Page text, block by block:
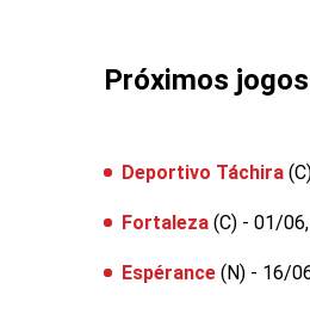
Próximos
Deportivo Táchira
Fortaleza (C) - 01/
Espérance (N) - 16/